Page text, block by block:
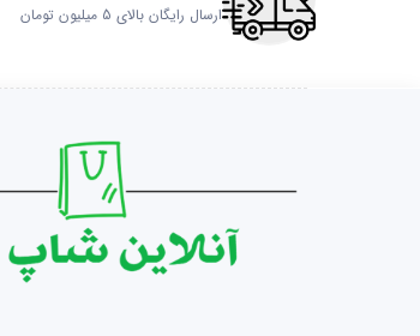
ارسال رایگان بالای 5 میلیون تومان